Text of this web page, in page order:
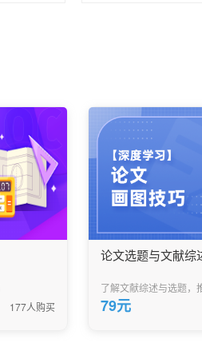
177人购买
论文选题与文献综
了解文献综述与选题，
79元